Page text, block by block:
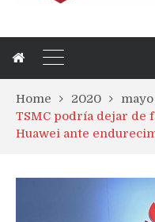
Home 2020 mayo
TSMC podría dejar de
Huawei ante